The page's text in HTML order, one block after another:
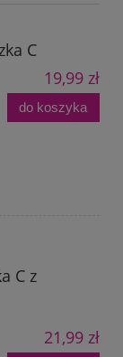
C
19,99 zł
do koszyka
C z
21,99 zł